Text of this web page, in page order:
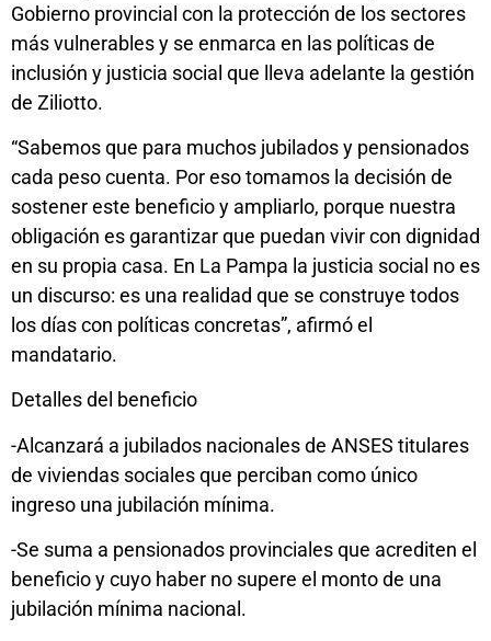
Gobierno provincial con la protección de los sectores
más vulnerables y se enmarca en las políticas de
inclusión y justicia social que lleva adelante la gestión
de Ziliotto.
“Sabemos que para muchos jubilados y pensionados
cada peso cuenta. Por eso tomamos la decisión de
sostener este beneficio y ampliarlo, porque nuestra
obligación es garantizar que puedan vivir con dignidad
en su propia casa. En La Pampa la justicia social no es
un discurso: es una realidad que se construye todos
los días con políticas concretas”, afirmó el
mandatario.
Detalles del beneficio
-Alcanzará a jubilados nacionales de ANSES titulares
de viviendas sociales que perciban como único
ingreso una jubilación mínima.
-Se suma a pensionados provinciales que acrediten el
beneficio y cuyo haber no supere el monto de una
jubilación mínima nacional.